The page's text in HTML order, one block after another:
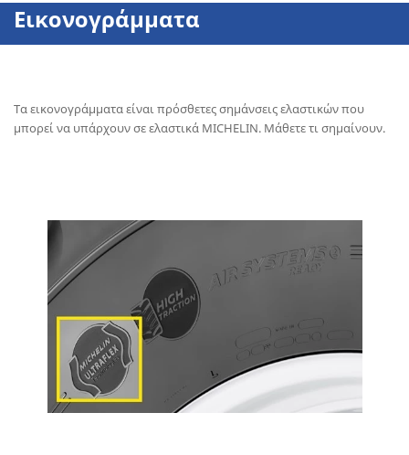
Εικονογράμματα
Τα εικονογράμματα είναι πρόσθετες σημάνσεις ελαστικών που
μπορεί να υπάρχουν σε ελαστικά MICHELIN. Μάθετε τι σημαίνουν.